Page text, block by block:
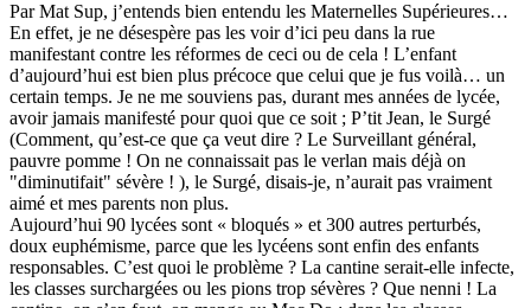
Par Mat Sup, j’entends bien entendu les Maternelles Supérieures…
En effet, je ne désespère pas les voir d’ici peu dans la rue
manifestant contre les réformes de ceci ou de cela ! L’enfant
d’aujourd’hui est bien plus précoce que celui que je fus voilà… un
certain temps. Je ne me souviens pas, durant mes années de lycée,
avoir jamais manifesté pour quoi que ce soit ; P’tit Jean, le Surgé
(Comment, qu’est-ce que ça veut dire ? Le Surveillant général,
pauvre pomme ! On ne connaissait pas le verlan mais déjà on
"diminutifait" sévère ! ), le Surgé, disais-je, n’aurait pas vraiment
aimé et mes parents non plus.
Aujourd’hui 90 lycées sont « bloqués » et 300 autres perturbés,
doux euphémisme, parce que les lycéens sont enfin des enfants
responsables. C’est quoi le problème ? La cantine serait-elle infecte,
les classes surchargées ou les pions trop sévères ? Que nenni ! La